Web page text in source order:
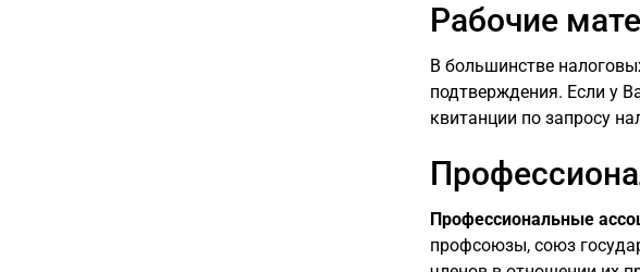
Рабочие
В большинстве
подтверждения. Если у
квитанции по запросу
Профессиональные
профсоюзы, союз